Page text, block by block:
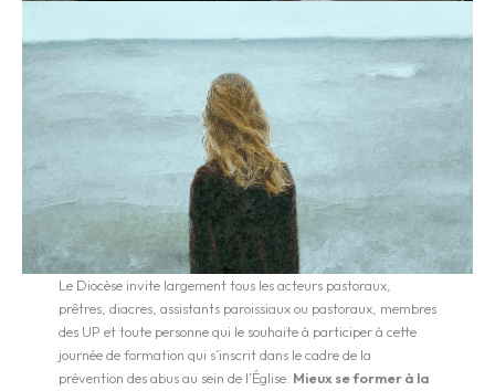
Le Diocèse invite largement tous les acteurs pastoraux,
prêtres, diacres, assistants paroissiaux ou pastoraux, membres
des UP et toute personne qui le souhaite à participer à cette
journée de formation qui s’inscrit dans le cadre de la
prévention des abus au sein de l’Église. Mieux se former à la